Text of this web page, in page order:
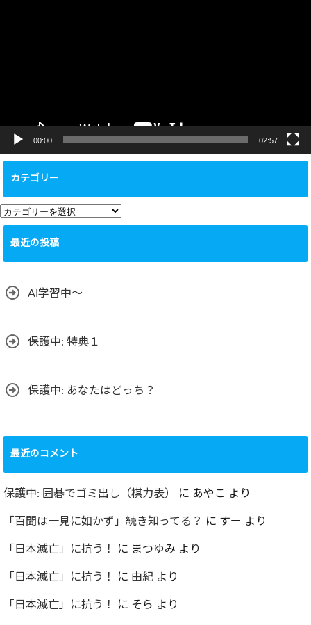
00:00 02:57
カテゴリー
カ
テ
リ
最近の投稿
AI学習中〜
保護中: 特典１
保護中: あなたはどっち？
最近のコメント
保護中: 囲碁でゴミ出し（棋力表） に あやこ より
「百聞は一見に如かず」続き知ってる？ に すー より
「日本滅亡」に抗う！ に まつゆみ より
「日本滅亡」に抗う！ に 由紀 より
「日本滅亡」に抗う！ に そら より